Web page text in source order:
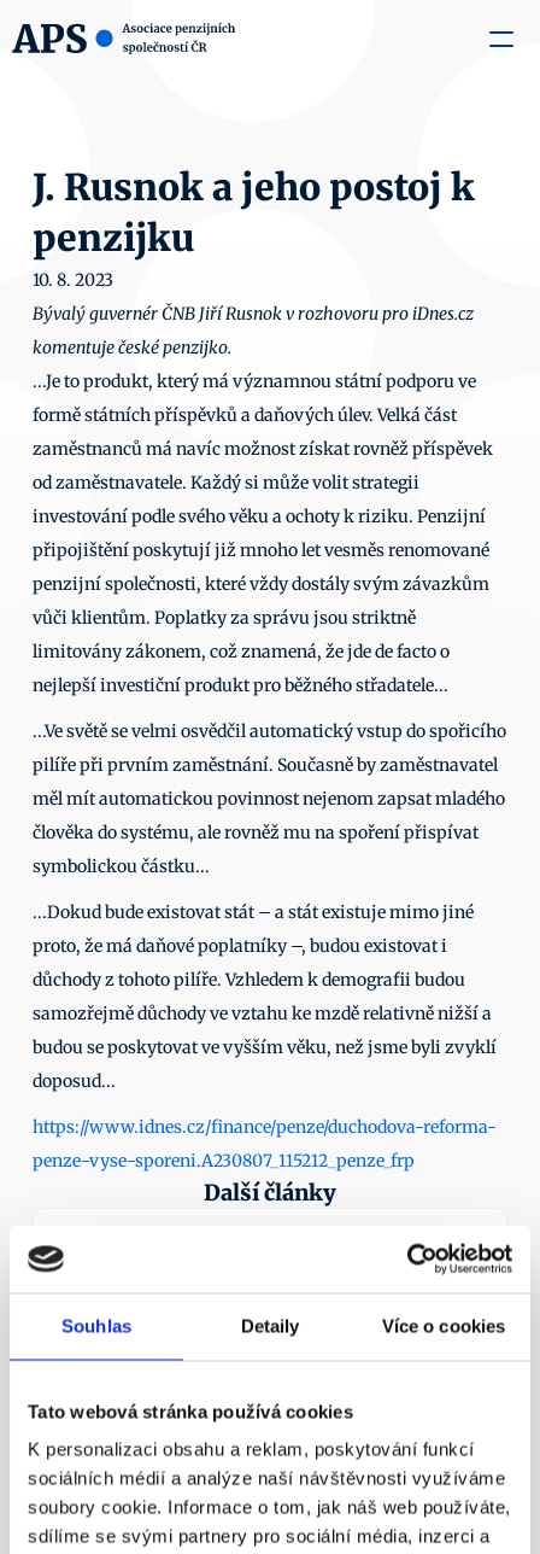
Souhlas Detaily Více o cookies
Tato webová stránka používá cookies
K personalizaci obsahu a reklam, poskytování funkcí
sociálních médií a analýze naší návštěvnosti využíváme
soubory cookie. Informace o tom, jak náš web používáte,
sdílíme se svými partnery pro sociální média, inzerci a
J. Rusnok a jeho postoj k
penzijku
10. 8. 2023
Bývalý guvernér ČNB Jiří Rusnok v rozhovoru pro iDnes.cz
komentuje české penzijko.
...Je to produkt, který má významnou státní podporu ve
formě státních příspěvků a daňových úlev. Velká část
zaměstnanců má navíc možnost získat rovněž příspěvek
od zaměstnavatele. Každý si může volit strategii
investování podle svého věku a ochoty k riziku. Penzijní
připojištění poskytují již mnoho let vesměs renomované
penzijní společnosti, které vždy dostály svým závazkům
vůči klientům. Poplatky za správu jsou striktně
limitovány zákonem, což znamená, že jde de facto o
nejlepší investiční produkt pro běžného střadatele...
...Ve světě se velmi osvědčil automatický vstup do spořicího
pilíře při prvním zaměstnání. Současně by zaměstnavatel
měl mít automatickou povinnost nejenom zapsat mladého
člověka do systému, ale rovněž mu na spoření přispívat
symbolickou částku...
...Dokud bude existovat stát – a stát existuje mimo jiné
proto, že má daňové poplatníky –, budou existovat i
důchody z tohoto pilíře. Vzhledem k demografii budou
samozřejmě důchody ve vztahu ke mzdě relativně nižší a
budou se poskytovat ve vyšším věku, než jsme byli zvyklí
doposud...
https://www.idnes.cz/finance/penze/duchodova-reforma-
penze-vyse-sporeni.A230807_115212_penze_frp
Další články
11. 4. 2016
¶
Státní důchod? Důchodový věk
nestačí!
Nezapomínejme ani na novinku – možnost mít